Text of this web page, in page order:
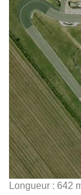
Longueur : 642